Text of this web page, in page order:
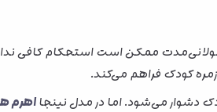
طولانی‌مدت ممکن است استحکام کافی
کودک فراهم می‌کند.
دشوار می‌شود. اما در مدل نینجااهرم